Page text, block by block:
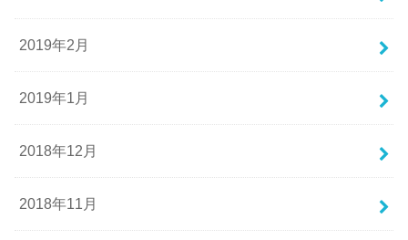
2019年2月
2019年1月
2018年12月
2018年11月